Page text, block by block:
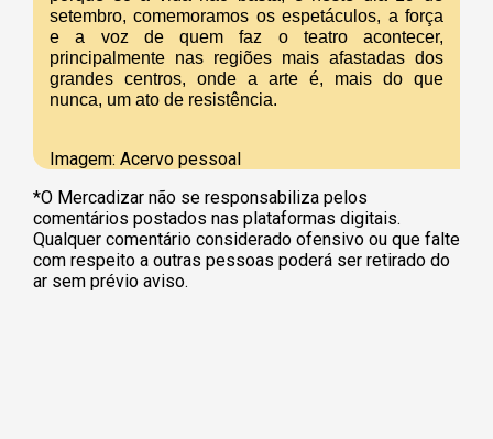
setembro, comemoramos os espetáculos, a força
e a voz de quem faz o teatro acontecer,
principalmente nas regiões mais afastadas dos
grandes centros, onde a arte é, mais do que
nunca, um ato de resistência.
Imagem: Acervo pessoal
*O Mercadizar não se responsabiliza pelos
comentários postados nas plataformas digitais.
Qualquer comentário considerado ofensivo ou que falte
com respeito a outras pessoas poderá ser retirado do
ar sem prévio aviso.